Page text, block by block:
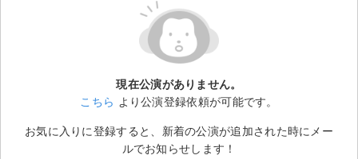
チケットのリクエスト一覧
ライブ・コンサート（国内）
ライブ・コンサート（海外）
現在公演がありません。
こちら より公演登録依頼が可能です。
お気に入りに登録すると、新着の公演が追加された時にメー
ルでお知らせします！